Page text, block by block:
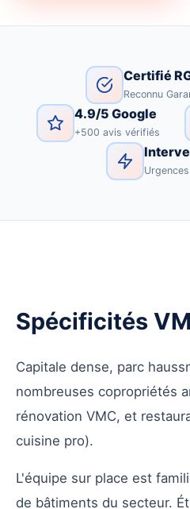
Certifié
Reconnu
4.9/5 Google
+500 avis vérifiés
Spécificités
Capitale dense, parc
nombreuses copropriétés
rénovation VMC, et
cuisine pro).
L'équipe sur place est
de bâtiments du secteur.